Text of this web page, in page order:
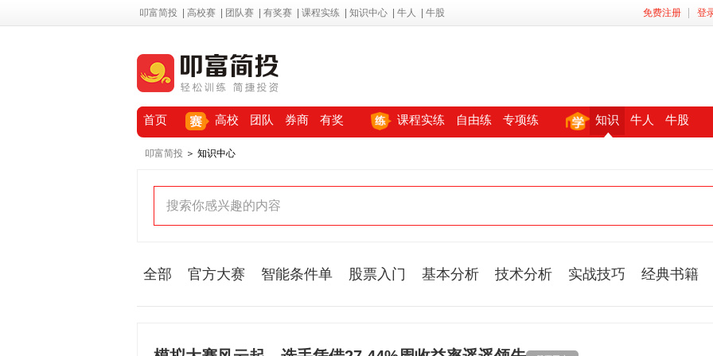
叩富简投 高校赛 团队赛 有奖赛 课程实练 知识中心 牛人 牛股 免费注册 登
首页 高校 团队 券商 有奖 课程实练 自由练 专项练 知识 牛人 牛股
叩富简投 ＞ 知识中心
全部 官方大赛 智能条件单 股票入门 基本分析 技术分析 实战技巧 经典书籍